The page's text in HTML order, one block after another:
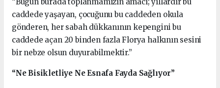
caddede yaşayan, çocuğunu bu caddeden okula
gönderen, her sabah dükkanının kepengini bu
caddede açan 20 binden fazla Florya halkının sesini
bir nebze olsun duyurabilmektir.”
“Ne Bisikletliye Ne Esnafa Fayda Sağlıyor”